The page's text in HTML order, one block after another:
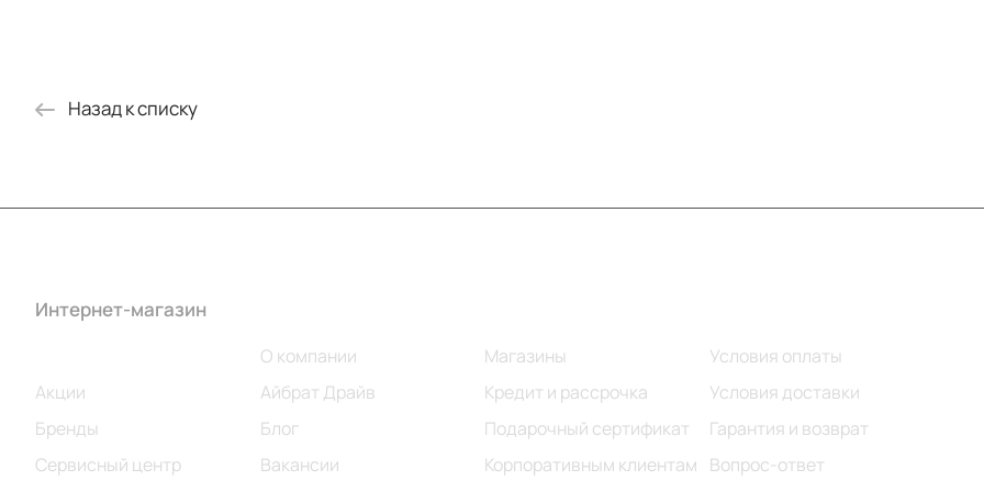
Назад к списку
Интернет-магазин
Акции
Бренды
Сервисный центр
О компании
Айбрат Драйв
Блог
Вакансии
Магазины
Кредит и рассрочка
Подарочный сертификат
Корпоративным клиентам
Условия оплаты
Условия доставки
Гарантия и возврат
Вопрос-ответ